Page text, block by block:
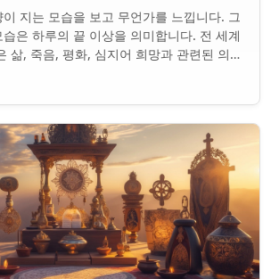
지는 모습을 보고 무언가를 느낍니다. 그
은 하루의 끝 이상을 의미합니다. 전 세계
삶, 죽음, 평화, 심지어 희망과 관련된 의미
같은...